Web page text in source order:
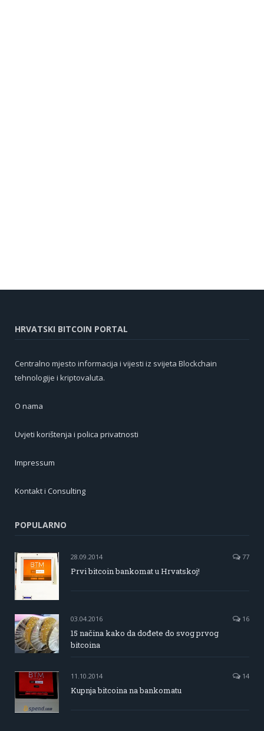
HRVATSKI BITCOIN PORTAL
Centralno mjesto informacija i vijesti iz svijeta Blockchain
tehnologije i kriptovaluta.
O nama
Uvjeti korištenja i polica privatnosti
Impressum
Kontakt i Consulting
POPULARNO
28.09.2014 77
Prvi bitcoin bankomat u Hrvatskoj!
03.04.2016 16
15 načina kako da dođete do svog prvog
bitcoina
11.10.2014 14
Kupnja bitcoina na bankomatu